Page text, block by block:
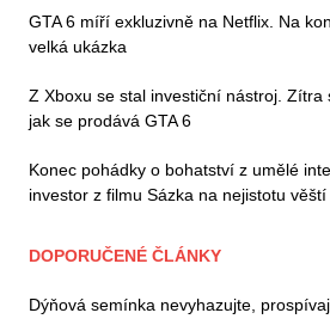
GTA 6 míří exkluzivně na Netflix. Na
velká ukázka
Z Xboxu se stal investiční nástroj. Zítra
jak se prodává GTA 6
Konec pohádky o bohatství z umělé
investor z filmu Sázka na nejistotu
DOPORUČENÉ ČLÁNKY
Dýňová semínka nevyhazujte,